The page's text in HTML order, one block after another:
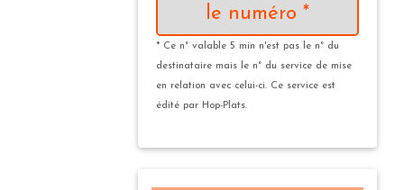
le numéro *
* Ce n° valable 5 min n'est pas le n° du
destinataire mais le n° du service de mise
en relation avec celui-ci. Ce service est
édité par Hop-Plats.